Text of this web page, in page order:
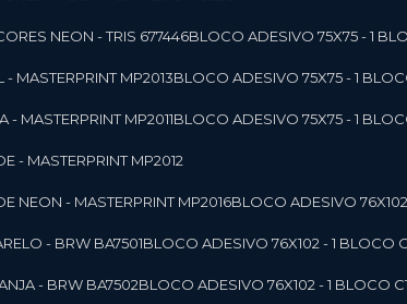
NEON - TRIS 677446 BLOCO ADESIVO 75X75 - 1
- MASTERPRINT MP2013 BLOCO ADESIVO 75X75 - 1
- MASTERPRINT MP2011 BLOCO ADESIVO 75X75 - 1
- MASTERPRINT MP2012
NEON - MASTERPRINT MP2016 BLOCO ADESIVO
- BRW BA7501 BLOCO ADESIVO 76X102 - 1 BLOCO
- BRW BA7502 BLOCO ADESIVO 76X102 - 1 BLOCO